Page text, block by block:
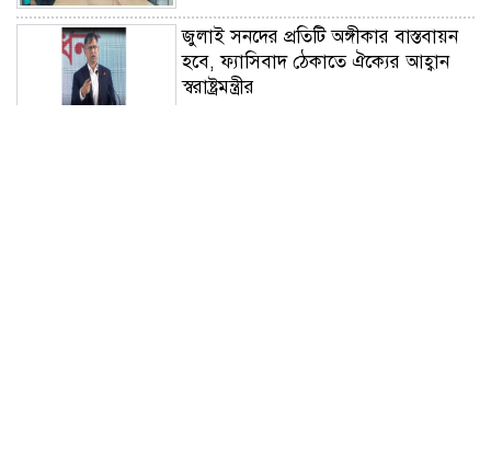
জুলাই সনদের প্রতিটি অঙ্গীকার বাস্তবায়ন
হবে, ফ্যাসিবাদ ঠেকাতে ঐক্যের আহ্বান
স্বরাষ্ট্রমন্ত্রীর